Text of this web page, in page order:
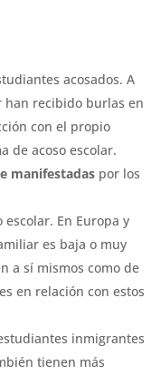
acosados. A
han recibido burlas en
con el propio
de acoso escolar.
manifestadas por los
En Europa y
es baja o muy
a sí mismos como de
en relación con estos
inmigrantes
tienen más